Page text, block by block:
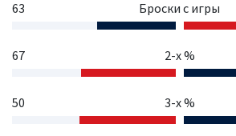
63 Броски с игры
67 2-х %
50 3-х %